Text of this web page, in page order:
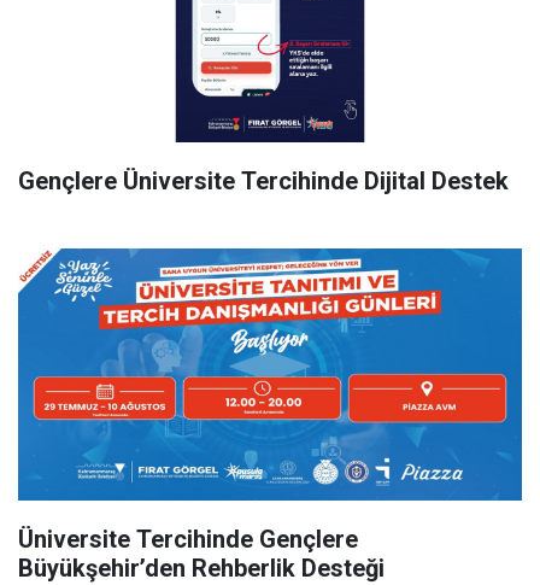
Gençlere Üniversite Tercihinde Dijital Destek
Üniversite Tercihinde Gençlere
Büyükşehir’den Rehberlik Desteği